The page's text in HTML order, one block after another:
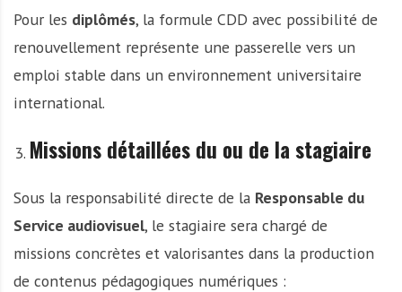
Pour les diplômés, la formule CDD avec possibilité de
renouvellement représente une passerelle vers un
emploi stable dans un environnement universitaire
international.
Missions détaillées du ou de la stagiaire
Sous la responsabilité directe de la Responsable du
Service audiovisuel, le stagiaire sera chargé de
missions concrètes et valorisantes dans la production
de contenus pédagogiques numériques :